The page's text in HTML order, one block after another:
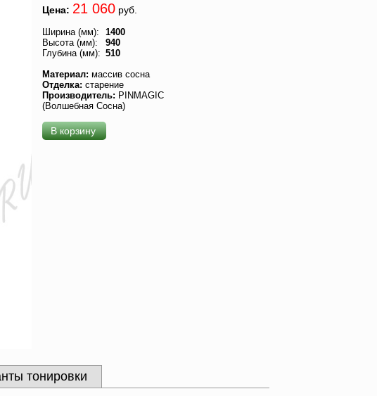
Цена: 21 060руб.
Ширина (мм):
1400
Высота (мм):
940
Глубина (мм): 510
Материал: массив сосна
Отделка: старение
Производитель: PINMAGIC
(Волшебная Сосна)
В корзину
тонировки